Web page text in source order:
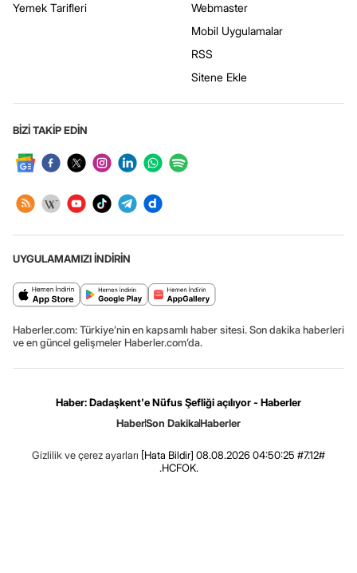
Yemek Tarifleri
Webmaster
Mobil Uygulamalar
RSS
Sitene Ekle
BİZİ TAKİP EDİN
UYGULAMAMIZI İNDİRİN
Haberler.com: Türkiye’nin en kapsamlı haber sitesi. Son dakika haberleri
ve en güncel gelişmeler Haberler.com’da.
Haber: Dadaşkent'e Nüfus Şefliği açılıyor - Haberler
HaberSon DakikaHaberler
Gizlilik ve çerez ayarları [Hata Bildir] 08.08.2026 04:50:25 #7.12#
.HCFOK.